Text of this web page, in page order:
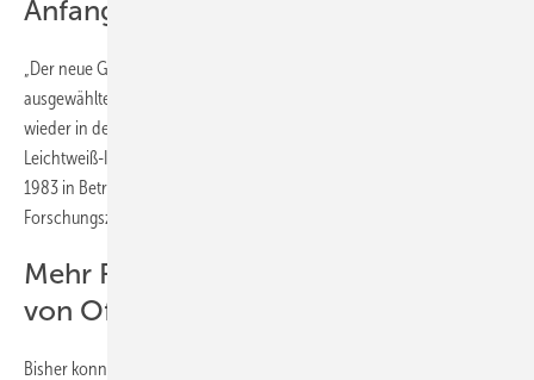
Anfang 2023 startet der Betrieb
„Der neue GWK+ wird im ersten Halbjahr 2023 zunächst in
ausgewählten Pilotprojekten zur Zukunft der Energieversorgung
wieder in den Betrieb gehen“, kündigt Prof. Nils Goseberg vom
Leichtweiß-Institut der TU Braunschweig an. Der Wellenkanal, der
1983 in Betrieb gegangen ist, wird von LUH und TU Braunschweig im
Forschungszentrum Küste betrieben.
Mehr Forschung über Betriebsphase
von Offshore-Anlagen
Bisher konnten im GWK ausschließlich Wellen erzeugt werden. Mit